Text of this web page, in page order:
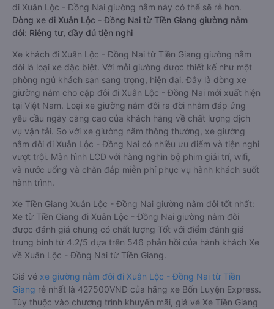
đi Xuân Lộc - Đồng Nai giường nằm này có thể sẽ rẻ hơn.
Dòng xe đi Xuân Lộc - Đồng Nai từ Tiền Giang giường nằm
đôi: Riêng tư, đầy đủ tiện nghi
Xe khách đi Xuân Lộc - Đồng Nai từ Tiền Giang giường nằm
đôi là loại xe đặc biệt. Với mỗi giường được thiết kế như một
phòng ngủ khách sạn sang trọng, hiện đại. Đây là dòng xe
giường nằm cho cặp đôi đi Xuân Lộc - Đồng Nai mới xuất hiện
tại Việt Nam. Loại xe giường nằm đôi ra đời nhằm đáp ứng
yêu cầu ngày càng cao của khách hàng về chất lượng dịch
vụ vận tải. So với xe giường nằm thông thường, xe giường
nằm đôi đi Xuân Lộc - Đồng Nai có nhiều ưu điểm và tiện nghi
vượt trội. Màn hình LCD với hàng nghìn bộ phim giải trí, wifi,
và nước uống và chăn đắp miễn phí phục vụ hành khách suốt
hành trình.
Xe Tiền Giang Xuân Lộc - Đồng Nai giường nằm đôi tốt nhất:
Xe từ Tiền Giang đi Xuân Lộc - Đồng Nai giường nằm đôi
được đánh giá chung có chất lượng Tốt với điểm đánh giá
trung bình từ 4.2/5 dựa trên 546 phản hồi của hành khách Xe
về Xuân Lộc - Đồng Nai từ Tiền Giang.
Giá vé xe giường nằm đôi đi Xuân Lộc - Đồng Nai từ Tiền
Giang rẻ nhất là 427500VND của hãng xe Bốn Luyện Express.
Tùy thuộc vào chương trình khuyến mãi, giá vé Xe Tiền Giang